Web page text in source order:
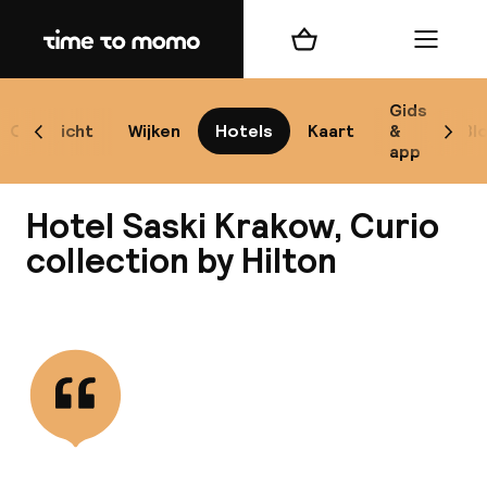
Home
Overzicht Wijken Hotels Kaart
Gids
&
app
Scroll naar links
Winkelmand Menu
Hotel Saski Krakow, Curio
collection by Hilton